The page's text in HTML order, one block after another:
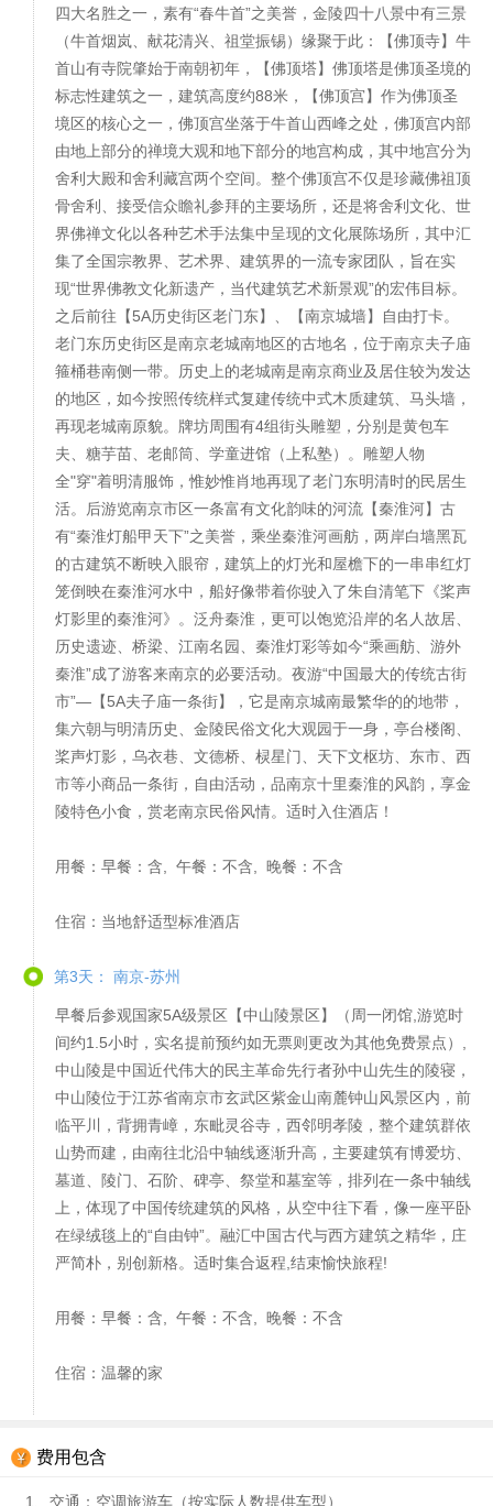
四大名胜之一，素有“春牛首”之美誉，金陵四十八景中有三景
（牛首烟岚、献花清兴、祖堂振锡）缘聚于此：【佛顶寺】牛
首山有寺院肇始于南朝初年，【佛顶塔】佛顶塔是佛顶圣境的
标志性建筑之一，建筑高度约88米，【佛顶宫】作为佛顶圣
境区的核心之一，佛顶宫坐落于牛首山西峰之处，佛顶宫内部
由地上部分的禅境大观和地下部分的地宫构成，其中地宫分为
舍利大殿和舍利藏宫两个空间。整个佛顶宫不仅是珍藏佛祖顶
骨舍利、接受信众瞻礼参拜的主要场所，还是将舍利文化、世
界佛禅文化以各种艺术手法集中呈现的文化展陈场所，其中汇
集了全国宗教界、艺术界、建筑界的一流专家团队，旨在实
现“世界佛教文化新遗产，当代建筑艺术新景观”的宏伟目标。
之后前往【5A历史街区老门东】、【南京城墙】自由打卡。
老门东历史街区是南京老城南地区的古地名，位于南京夫子庙
箍桶巷南侧一带。历史上的老城南是南京商业及居住较为发达
的地区，如今按照传统样式复建传统中式木质建筑、马头墙，
再现老城南原貌。牌坊周围有4组街头雕塑，分别是黄包车
夫、糖芋苗、老邮筒、学童进馆（上私塾）。雕塑人物
全"穿"着明清服饰，惟妙惟肖地再现了老门东明清时的民居生
活。后游览南京市区一条富有文化韵味的河流【秦淮河】古
有“秦淮灯船甲天下”之美誉，乘坐秦淮河画舫，两岸白墙黑瓦
的古建筑不断映入眼帘，建筑上的灯光和屋檐下的一串串红灯
笼倒映在秦淮河水中，船好像带着你驶入了朱自清笔下《桨声
灯影里的秦淮河》。泛舟秦淮，更可以饱览沿岸的名人故居、
历史遗迹、桥梁、江南名园、秦淮灯彩等如今“乘画舫、游外
秦淮”成了游客来南京的必要活动。夜游“中国最大的传统古街
市”—【5A夫子庙一条街】，它是南京城南最繁华的的地带，
集六朝与明清历史、金陵民俗文化大观园于一身，亭台楼阁、
桨声灯影，乌衣巷、文德桥、棂星门、天下文枢坊、东市、西
市等小商品一条街，自由活动，品南京十里秦淮的风韵，享金
陵特色小食，赏老南京民俗风情。适时入住酒店！
用餐：早餐：含, 午餐：不含, 晚餐：不含
住宿：当地舒适型标准酒店
第3天： 南京-苏州
早餐后参观国家5A级景区【中山陵景区】（周一闭馆,游览时
间约1.5小时，实名提前预约如无票则更改为其他免费景点）,
中山陵是中国近代伟大的民主革命先行者孙中山先生的陵寝，
中山陵位于江苏省南京市玄武区紫金山南麓钟山风景区内，前
临平川，背拥青嶂，东毗灵谷寺，西邻明孝陵，整个建筑群依
山势而建，由南往北沿中轴线逐渐升高，主要建筑有博爱坊、
墓道、陵门、石阶、碑亭、祭堂和墓室等，排列在一条中轴线
上，体现了中国传统建筑的风格，从空中往下看，像一座平卧
在绿绒毯上的“自由钟”。融汇中国古代与西方建筑之精华，庄
严简朴，别创新格。适时集合返程,结束愉快旅程!
用餐：早餐：含, 午餐：不含, 晚餐：不含
住宿：温馨的家
费用包含
1、交通：空调旅游车（按实际人数提供车型）